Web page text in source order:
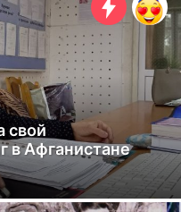
свой
в Афганистане